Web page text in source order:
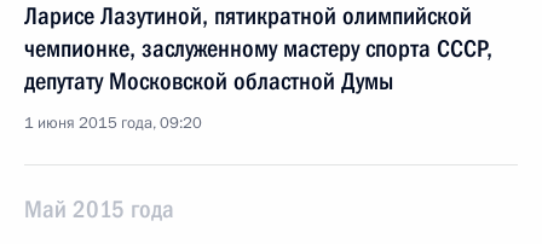
Ларисе Лазутиной, пятикратной олимпийской
чемпионке, заслуженному мастеру спорта СССР,
депутату Московской областной Думы
1 июня 2015 года, 09:20
Май 2015 года